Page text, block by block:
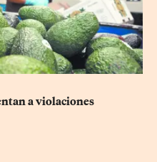
a violaciones